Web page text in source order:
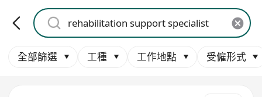
全部篩選 工種 工作地點 受僱形式